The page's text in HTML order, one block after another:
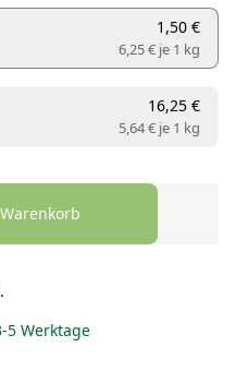
1,50 €
6,25 € je 1 kg
16,25 €
5,64 € je 1 kg
5 Werktage